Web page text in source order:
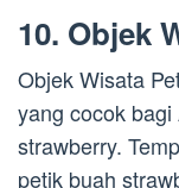
10. Objek
Objek Wisata
yang cocok
strawberry.
petik buah